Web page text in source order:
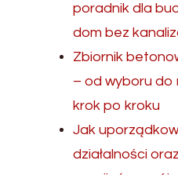
poradnik dla
dom bez
Zbiornik
– od wyboru do
krok po kroku
Jak
działalności